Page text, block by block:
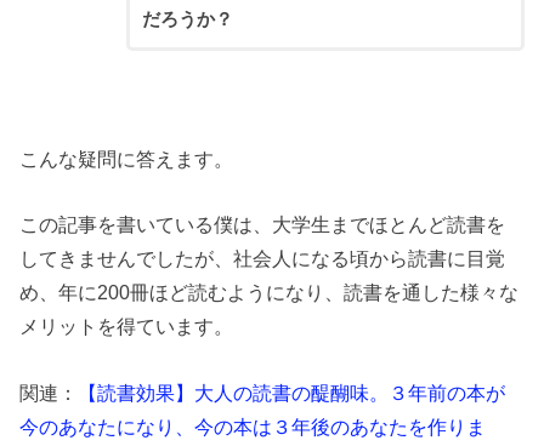
だろうか？
こんな疑問に答えます。
この記事を書いている僕は、大学生までほとんど読書を
してきませんでしたが、社会人になる頃から読書に目覚
め、年に200冊ほど読むようになり、読書を通した様々な
メリットを得ています。
関連：
【読書効果】大人の読書の醍醐味。３年前の本が
今のあなたになり、今の本は３年後のあなたを作りま